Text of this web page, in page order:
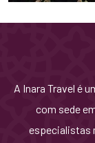
A Inara Travel é
com sede
especialistas